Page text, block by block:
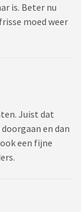
is. Beter nu
moed weer
Juist dat
en dan
een fijne